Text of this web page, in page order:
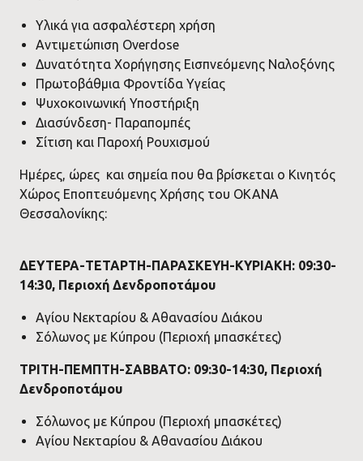
Υλικά για ασφαλέστερη χρήση
Αντιμετώπιση Overdose
Δυνατότητα Χορήγησης Εισπνεόμενης Ναλοξόνης
Πρωτοβάθμια Φροντίδα Υγείας
Ψυχοκοινωνική Υποστήριξη
Διασύνδεση- Παραπομπές
Σίτιση και Παροχή Ρουχισμού
Ημέρες, ώρες και σημεία που θα βρίσκεται ο Κινητός
Χώρος Εποπτευόμενης Χρήσης του ΟΚΑΝΑ
Θεσσαλονίκης:
ΔΕΥΤΕΡΑ-ΤΕΤΑΡΤΗ-ΠΑΡΑΣΚΕΥΗ-ΚΥΡΙΑΚΗ: 09:30-
14:30, Περιοχή Δενδροποτάμου
Αγίου Νεκταρίου & Αθανασίου Διάκου
Σόλωνος με Κύπρου (Περιοχή μπασκέτες)
ΤΡΙΤΗ-ΠΕΜΠΤΗ-ΣΑΒΒΑΤΟ: 09:30-14:30, Περιοχή
Δενδροποτάμου
Σόλωνος με Κύπρου (Περιοχή μπασκέτες)
Αγίου Νεκταρίου & Αθανασίου Διάκου